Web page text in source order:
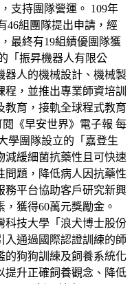
支持團隊營運。 109年
46組團隊提出申請，經
最終有19組績優團隊獲
「振昇機器人有限公
器人的機械設計、機械製
，並推出專業師資培訓
教育，接軌全球程式教育
《早安世界》電子報 每
學團隊設立的「嘉登生
減緩細菌抗藥性且可快速
問題，降低病人因抗藥性
務平台協助客戶研究新興
獲得60萬元獎勵金。
科技大學「浪犬博士股份
入通過國際認證訓練的師
的狗狗訓練及飼養系統化
提升正確飼養觀念、降低